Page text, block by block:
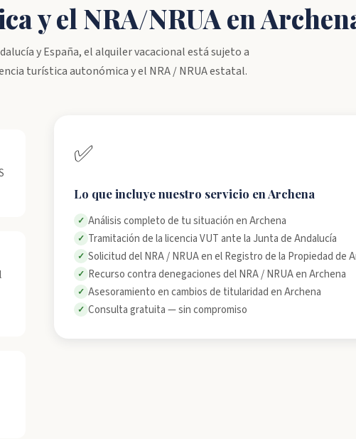
y el NRA/NRUA en
y España, el alquiler vacacional está sujeto a
turística autonómica y el NRA / NRUA estatal.
✅
Lo que incluye nuestro servicio en Archena
✓ Análisis completo de tu situación en Archena
✓ Tramitación de la licencia VUT ante la Junta de Andalucía
✓ Solicitud del NRA / NRUA en el Registro de la Propiedad de
✓ Recurso contra denegaciones del NRA / NRUA en Archena
✓ Asesoramiento en cambios de titularidad en Archena
✓ Consulta gratuita — sin compromiso